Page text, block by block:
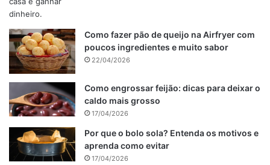
Como fazer pão de queijo na Airfryer com
poucos ingredientes e muito sabor
22/04/2026
Como engrossar feijão: dicas para deixar o
caldo mais grosso
17/04/2026
Por que o bolo sola? Entenda os motivos e
aprenda como evitar
17/04/2026